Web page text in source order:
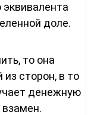
доле.
то она
сторон, в то
денежную